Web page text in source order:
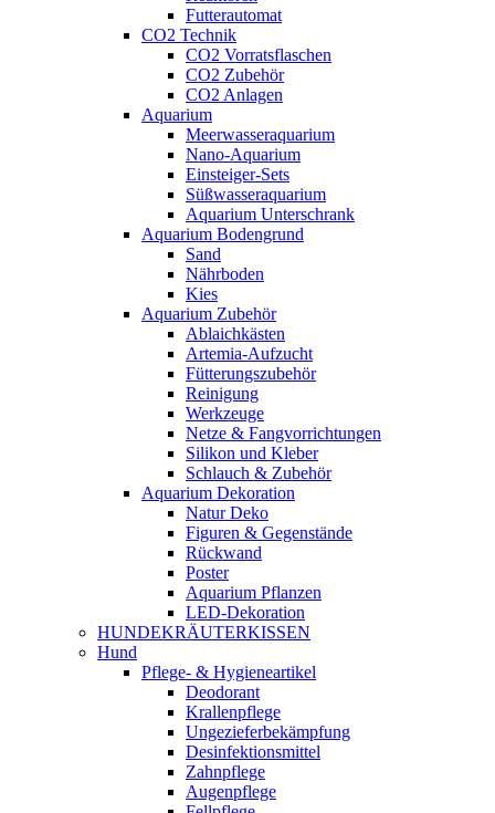
Futterautomat
CO2 Technik
CO2 Vorratsflaschen
CO2 Zubehör
CO2 Anlagen
Aquarium
Meerwasseraquarium
Nano-Aquarium
Einsteiger-Sets
Süßwasseraquarium
Aquarium Unterschrank
Aquarium Bodengrund
Sand
Nährboden
Kies
Aquarium Zubehör
Ablaichkästen
Artemia-Aufzucht
Fütterungszubehör
Reinigung
Werkzeuge
Netze & Fangvorrichtungen
Silikon und Kleber
Schlauch & Zubehör
Aquarium Dekoration
Natur Deko
Figuren & Gegenstände
Rückwand
Poster
Aquarium Pflanzen
LED-Dekoration
HUNDEKRÄUTERKISSEN
Hund
Pflege- & Hygieneartikel
Deodorant
Krallenpflege
Ungezieferbekämpfung
Desinfektionsmittel
Zahnpflege
Augenpflege